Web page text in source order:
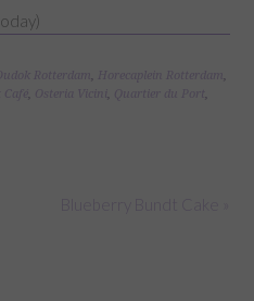
Rotterdam, Horecaplein Rotterdam,
Café, Osteria Vicini, Quartier du Port,